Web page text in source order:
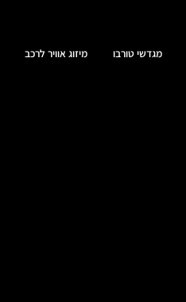
מגדשי טורבו מיזוג אוויר לרכב